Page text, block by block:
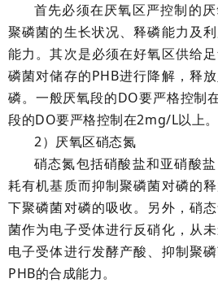
首先必须在厌氧区严控制的
聚磷菌的生长状况、释磷能力及
能力。其次是必须在好氧区供给
磷菌对储存的PHB进行降解，释
磷。一般厌氧段的DO要严格控制
段的DO要严格控制在2mg/L以上。
2）厌氧区硝态氮
硝态氮包括硝酸盐和亚硝酸
耗有机基质而抑制聚磷菌对磷的
下聚磷菌对磷的吸收。另外，硝
菌作为电子受体进行反硝化，从
电子受体进行发酵产酸、抑制聚
PHB的合成能力。